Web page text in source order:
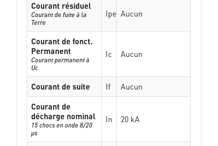
Courant résiduel
Courant de fuite à la
Terre
Ipe Aucun
Courant de fonct.
Permanent
Courant permanent à
Uc
Ic Aucun
Courant de suite If
Aucun
Courant de
décharge nominal
15 chocs en onde 8/20
µs
In 20 kA